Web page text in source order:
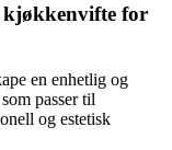
kjøkkenvifte for
en enhetlig og
passer til
og estetisk